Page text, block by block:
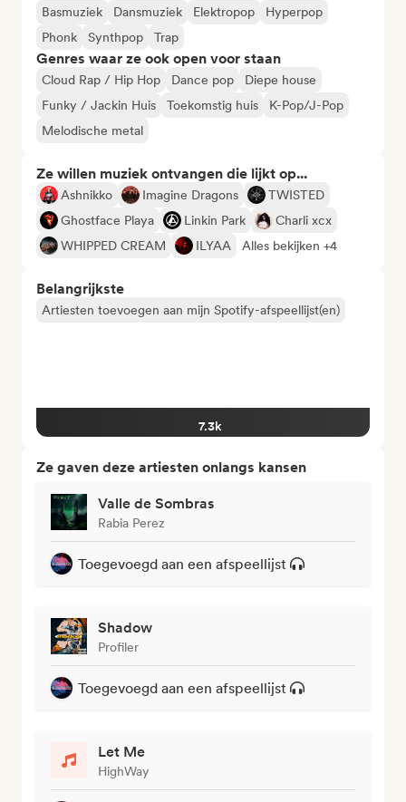
Basmuziek Dansmuziek Elektropop
Hyperpop
Phonk
Synthpop Trap
Genres waar ze ook open voor staan
Cloud Rap / Hip Hop Dance pop
Diepe house
Funky / Jackin Huis
Toekomstig huis
K-Pop/J-Pop
Melodische metal
Ze willen muziek ontvangen die lijkt op...
Ashnikko Imagine Dragons
TWISTED
Ghostface Playa
Linkin Park
Charli xcx
WHIPPED CREAM
ILYAA Alles bekijken +4
Belangrijkste
Artiesten toevoegen aan mijn Spotify-afspeellijst(en)
7.3k
Ze gaven deze artiesten onlangs kansen
Valle de Sombras
Rabia Perez
Toegevoegd aan een afspeellijst
Shadow
Profiler
Toegevoegd aan een afspeellijst
Let Me
HighWay